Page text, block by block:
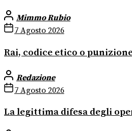
Mimmo Rubio
7 Agosto 2026
Rai, codice etico o
Redazione
7 Agosto 2026
La legittima difesa degli